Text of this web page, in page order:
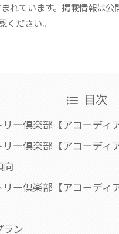
れています。掲載情報は
ださい。
目次
ー倶楽部【アコーディ
ー倶楽部【アコーディ
向
ー倶楽部【アコーディ
ラン